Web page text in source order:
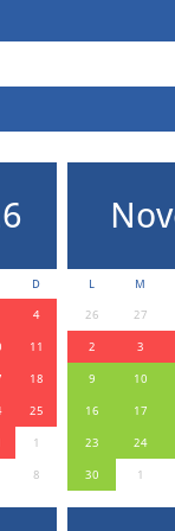
D
4
11
18
25
1
8
L M
26 27
2 3
9 10
16 17
23 24
30 1